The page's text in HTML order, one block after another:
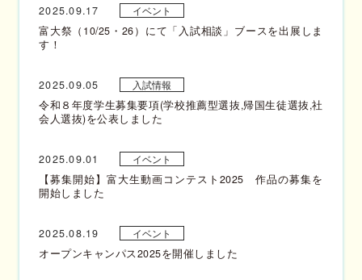
2025.09.17 イベント
富大祭（10/25・26）にて「入試相談」ブースを出展しま
す！
2025.09.05 入試情報
令和８年度学生募集要項(学校推薦型選抜,帰国生徒選抜,社
会人選抜)を公表しました
2025.09.01 イベント
【募集開始】富大生動画コンテスト2025 作品の募集を
開始しました
2025.08.19 イベント
オープンキャンパス2025を開催しました